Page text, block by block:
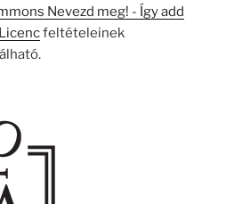
Nevezd meg! - Így add
feltételeinek